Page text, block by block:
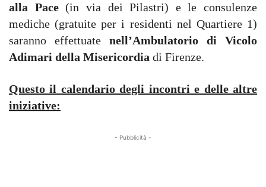
alla Pace(in via dei Pilastri) e le consulenze
mediche (gratuite per i residenti nel Quartiere 1)
saranno effettuate nell’Ambulatorio di Vicolo
Adimari della Misericordia di Firenze.
Questo il calendario degli incontri e delle altre
iniziative:
- Pubblicità -